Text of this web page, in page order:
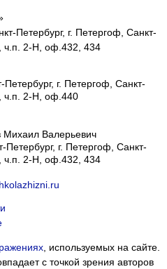
Петербург, г. Петергоф, Санкт-
ч.п. 2-Н, оф.432, 434
г. Петергоф, Санкт-
ч.п. 2-Н, оф.440
Валерьевич
Петербург, г. Петергоф Санкт-
ч.п. 2-Н, оф.432, 434
, используемых на сайте.
с точкой зрения авторов